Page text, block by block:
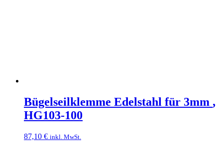
Bügelseilklemme Edelstahl für 3mm ,
HG103-100
87,10 € inkl. MwSt.